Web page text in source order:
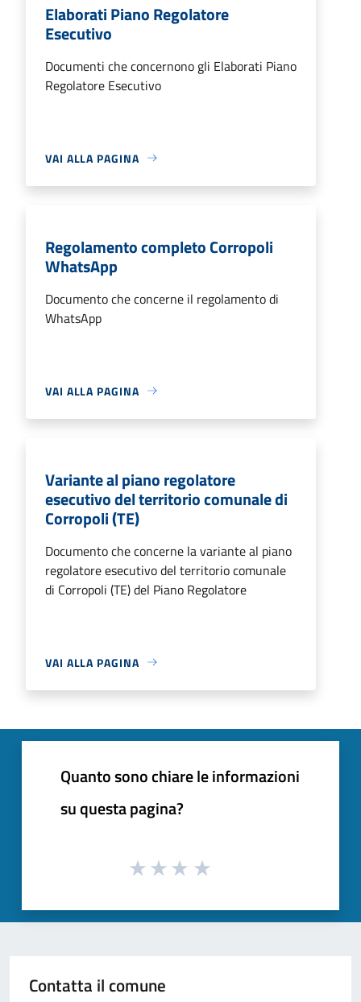
Elaborati Piano Regolatore
Esecutivo
Documenti che concernono gli Elaborati Piano
Regolatore Esecutivo
VAI ALLA PAGINA
Regolamento completo Corropoli
WhatsApp
Documento che concerne il regolamento di
WhatsApp
VAI ALLA PAGINA
Variante al piano regolatore
esecutivo del territorio comunale di
Corropoli (TE)
Documento che concerne la variante al piano
regolatore esecutivo del territorio comunale
di Corropoli (TE) del Piano Regolatore
VAI ALLA PAGINA
Quanto sono chiare le informazioni
su questa pagina?
Contatta il comune